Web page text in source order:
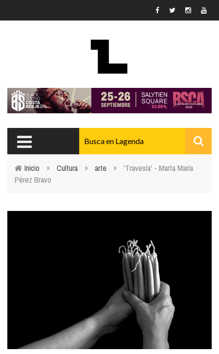
Usted está aquí
Inicio » Cultura » arte »
'Travesía' - Marta María
Pérez Bravo